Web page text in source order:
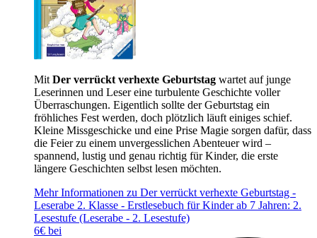
Mit Der verrückt verhexte Geburtstag wartet auf junge
Leserinnen und Leser eine turbulente Geschichte voller
Überraschungen. Eigentlich sollte der Geburtstag ein
fröhliches Fest werden, doch plötzlich läuft einiges schief.
Kleine Missgeschicke und eine Prise Magie sorgen dafür, dass
die Feier zu einem unvergesslichen Abenteuer wird –
spannend, lustig und genau richtig für Kinder, die erste
längere Geschichten selbst lesen möchten.
Mehr Informationen zu Der verrückt verhexte Geburtstag -
Leserabe 2. Klasse - Erstlesebuch für Kinder ab 7 Jahren: 2.
Lesestufe (Leserabe - 2. Lesestufe)
6€ bei